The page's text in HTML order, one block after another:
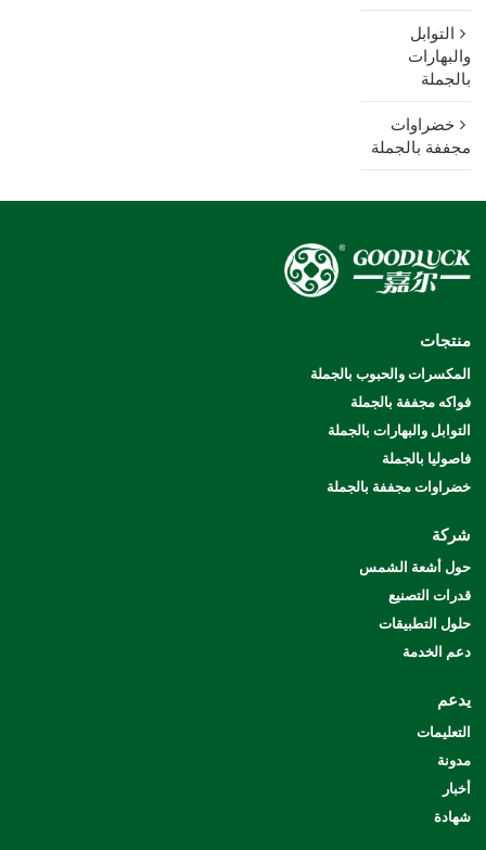
التوابل
والبهارات
بالجملة
خضراوات
مجففة بالجملة
منتجات
المكسرات والحبوب بالجملة
فواكه مجففة بالجملة
التوابل والبهارات بالجملة
فاصوليا بالجملة
خضراوات مجففة بالجملة
شركة
حول أشعة الشمس
قدرات التصنيع
حلول التطبيقات
دعم الخدمة
يدعم
التعليمات
مدونة
أخبار
شهادة